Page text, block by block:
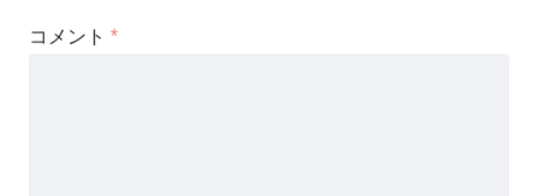
コメント *